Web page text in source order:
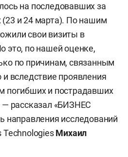
на последовавших за
и 24 марта). По нашим
свои визиты в
это, по нашей оценке,
по причинам, связанным
вследствие проявления
погибших и пострадавших
— рассказал «БИЗНЕС
направления исследований
TechnologiesМихаил